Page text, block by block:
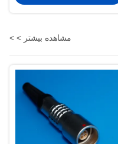
مشاهده بیشتر > >